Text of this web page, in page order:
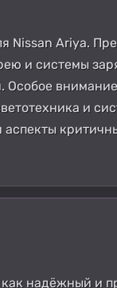
Nissan Ariya.
и системы
Особое
и
аспекты
как надёжный и